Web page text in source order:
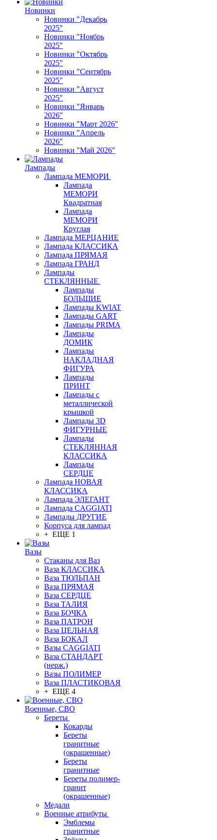
Новинки
Новинки "Декабрь
2025"
Новинки "Ноябрь
2025"
Новинки "Октябрь
2025"
Новинки "Сентябрь
2025"
Новинки "Август
2025"
Новинки "Январь
2026"
Новинки "Март 2026"
Новинки "Апрель
2026"
Новинки "Май 2026"
Лампады
Лампада МЕМОРИ
Лампада
МЕМОРИ
Квадратная
Лампада
МЕМОРИ
Круглая
Лампада МЕРЦАНИЕ
Лампада КЛАССИКА
Лампада ПРЯМАЯ
Лампада ГРАНД
Лампады
СТЕКЛЯННЫЕ
Лампады
БОЛЬШИЕ
Лампады KWIAT
Лампады GART
Лампады PRIMA
Лампады
ДОМИК
Лампады
НАКЛАДНАЯ
ФИГУРА
Лампады
ПРИНТ
Лампады с
металлической
крышкой
Лампады 3D
ФИГУРНЫЕ
Лампады
СТЕКЛЯННАЯ
КЛАССИКА
Лампады
СЕРДЦЕ
Лампада НОВАЯ
КЛАССИКА
Лампада ЭЛЕГАНТ
Лампада CAGGIATI
Лампады ДРУГИЕ
Корпуса для лампад
+ ЕЩЕ 1
Вазы
Стаканы для Ваз
Ваза КЛАССИКА
Ваза ТЮЛЬПАН
Ваза ПРЯМАЯ
Ваза СЕРДЦЕ
Ваза ТАЛИЯ
Ваза БОЧКА
Ваза ПАТРОН
Ваза ЦЕЛЬНАЯ
Ваза БОКАЛ
Вазы CAGGIATI
Ваза СТАНДАРТ
(нерж.)
Вазы ПОЛИМЕР
Ваза ПЛАСТИКОВАЯ
+ ЕЩЕ 4
Военные, СВО
Береты
Кокарды
Береты
гранитные
(окрашенные)
Береты
гранитные
Береты полимер-
гранит
(окрашенные)
Медали
Военные атрибуты
Эмблемы
гранитные